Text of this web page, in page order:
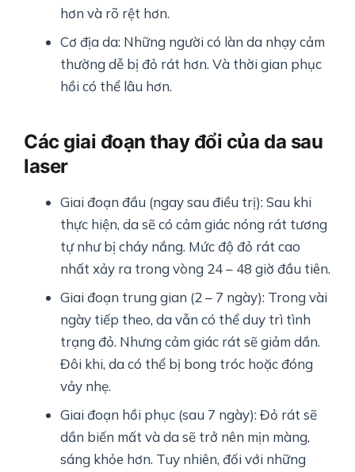
hơn và rõ rệt hơn.
Cơ địa da: Những người có làn da nhạy cảm
thường dễ bị đỏ rát hơn. Và thời gian phục
hồi có thể lâu hơn.
Các giai đoạn thay đổi của da sau
laser
Giai đoạn đầu (ngay sau điều trị): Sau khi
thực hiện, da sẽ có cảm giác nóng rát tương
tự như bị cháy nắng. Mức độ đỏ rát cao
nhất xảy ra trong vòng 24 – 48 giờ đầu tiên.
Giai đoạn trung gian (2 – 7 ngày): Trong vài
ngày tiếp theo, da vẫn có thể duy trì tình
trạng đỏ. Nhưng cảm giác rát sẽ giảm dần.
Đôi khi, da có thể bị bong tróc hoặc đóng
vảy nhẹ.
Giai đoạn hồi phục (sau 7 ngày): Đỏ rát sẽ
dần biến mất và da sẽ trở nên mịn màng,
sáng khỏe hơn. Tuy nhiên, đối với những